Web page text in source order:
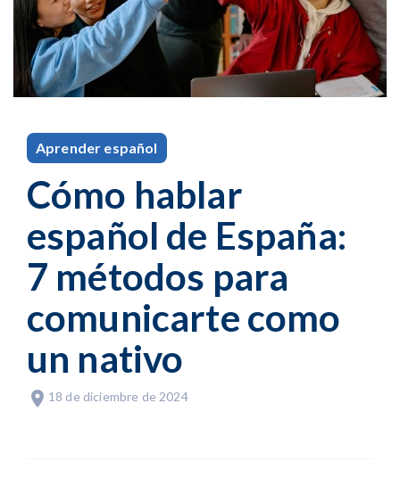
Aprender español
Cómo hablar
español de España:
7 métodos para
comunicarte como
un nativo
18 de diciembre de 2024